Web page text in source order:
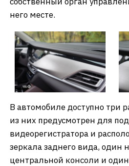
него месте.
В автомобиле доступно три
из них предусмотрен для
видеорегистратора и
зеркала заднего вида, один
центральной консоли и